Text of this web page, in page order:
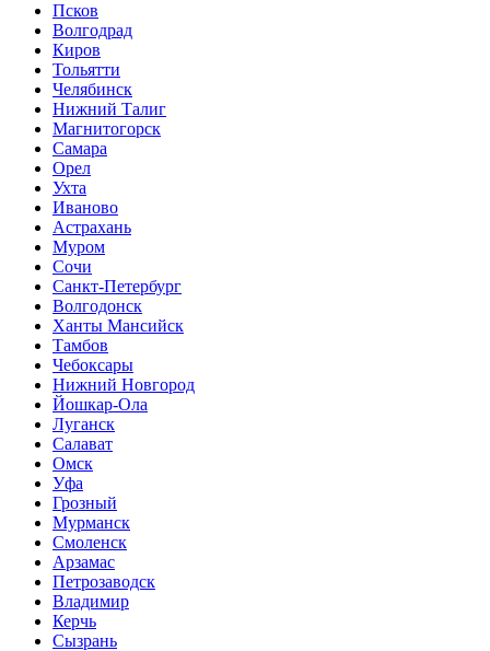
Псков
Волгодрад
Киров
Тольятти
Челябинск
Нижний Талиг
Магнитогорск
Самара
Орел
Ухта
Иваново
Астрахань
Муром
Сочи
Санкт-Петербург
Волгодонск
Ханты Мансийск
Тамбов
Чебоксары
Нижний Новгород
Йошкар-Ола
Луганск
Салават
Омск
Уфа
Грозный
Мурманск
Смоленск
Арзамас
Петрозаводск
Владимир
Керчь
Сызрань